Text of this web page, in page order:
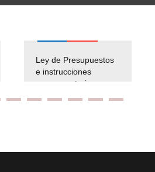
Ley de Presupuestos
e instrucciones
presuspuetarias